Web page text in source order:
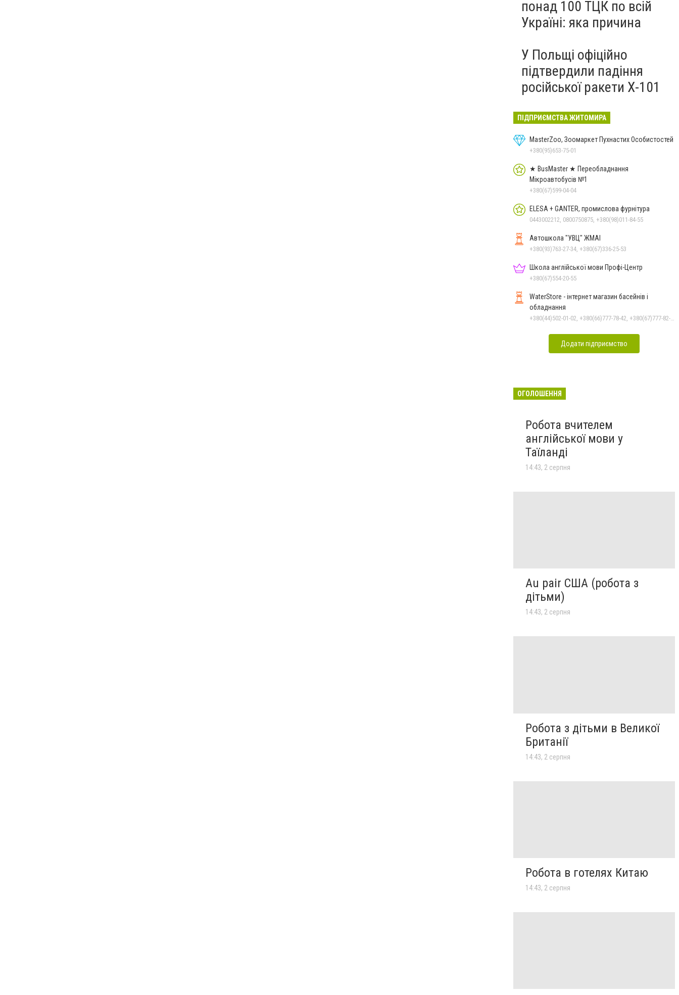
понад 100 ТЦК по всій
Україні: яка причина
У Польщі офіційно
підтвердили падіння
російської ракети Х-101
ПІДПРИЄМСТВА ЖИТОМИРА
MasterZoo, Зоомаркет Пухнастих Особистостей
+380(95)653-75-01
★ BusMaster ★ Переобладнання
Мікроавтобусів №1
+380(67)599-04-04
ELESA + GANTER, промислова фурнітура
0443002212, 0800750875, +380(98)011-84-55
Автошкола "УВЦ" ЖМАІ
+380(93)763-27-34, +380(67)336-25-53
Школа англійської мови Профі-Центр
+380(67)554-20-55
WaterStore - інтернет магазин басейнів і
обладнання
+380(44)502-01-02, +380(66)777-78-42, +380(67)777-82-19, +380(67)890-80-80, +380(73)890-80-80, +380(44)502-01-03
Додати підприємство
ОГОЛОШЕННЯ
Робота вчителем
англійської мови у
Таїланді
14:43, 2 серпня
Au pair США (робота з
дітьми)
14:43, 2 серпня
Робота з дітьми в Великої
Британії
14:43, 2 серпня
Робота в готелях Китаю
14:43, 2 серпня